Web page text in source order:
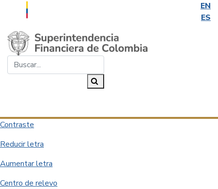
EN
ES
Saltar al contenido principal
Contraste
Reducir letra
Aumentar letra
Centro de relevo